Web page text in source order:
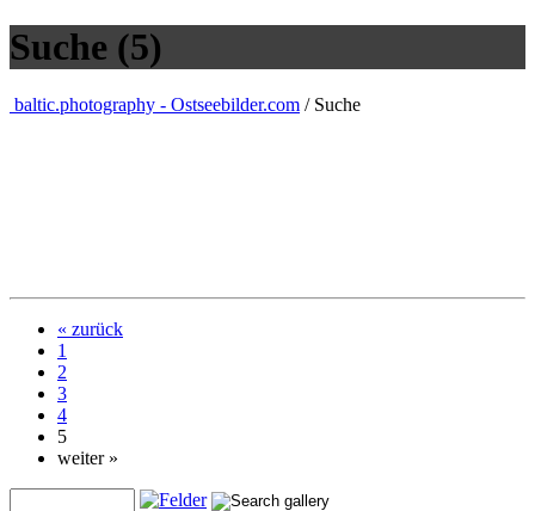
Suche (5)
baltic.photography - Ostseebilder.com / Suche
« zurück
1
2
3
4
5
weiter »